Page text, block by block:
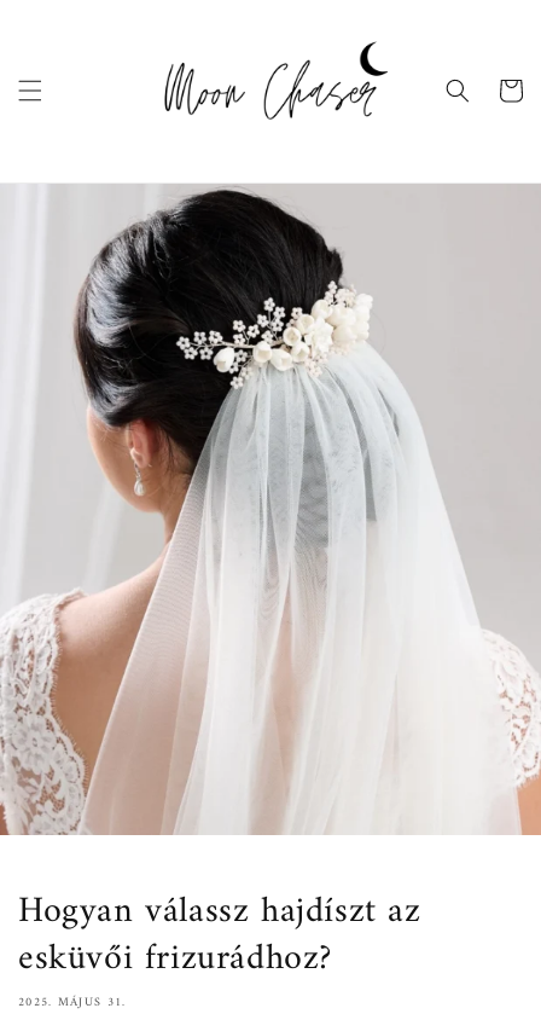
Kosár
Hogyan válassz hajdíszt az
esküvői frizurádhoz?
2025. MÁJUS 31.